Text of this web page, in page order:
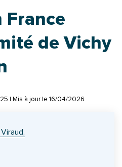
France
de Vichy
| Mis à jour le 16/04/2026
dans un nouvel onglet)
dans un nouvel onglet)